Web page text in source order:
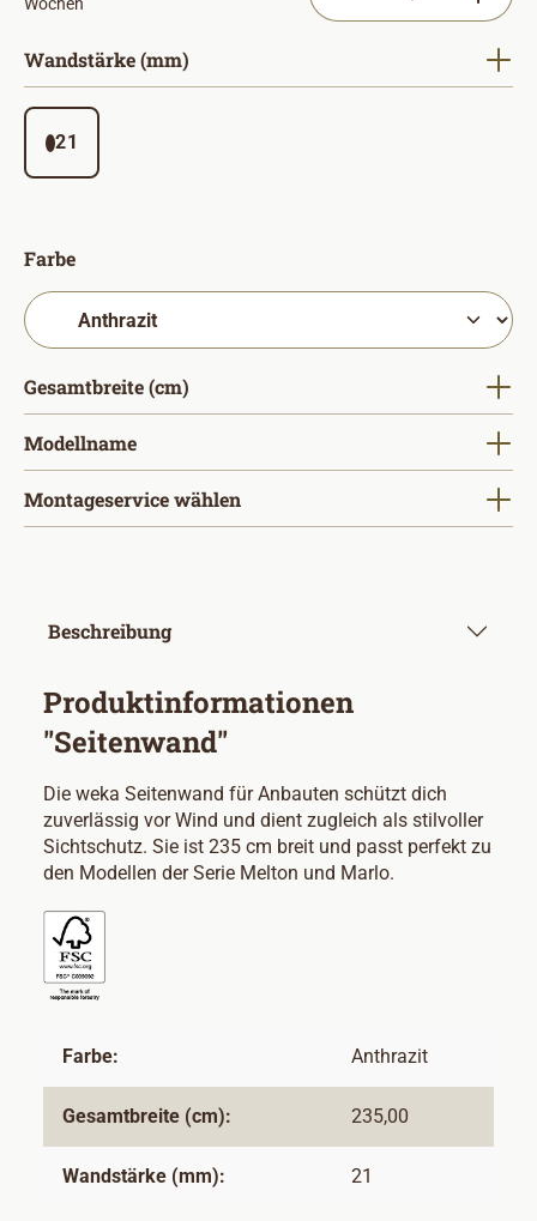
Wandstärke (mm)
21
Farbeauswählen
Gesamtbreite (cm)
Modellnameauswählen
Montageservice wählen
Beschreibung
Produktinformationen
"Seitenwand"
Die weka Seitenwand für Anbauten schützt dich
zuverlässig vor Wind und dient zugleich als stilvoller
Sichtschutz. Sie ist 235 cm breit und passt perfekt zu
den Modellen der Serie Melton und Marlo.
Farbe: Anthrazit
Gesamtbreite (cm): 235,00
Wandstärke (mm): 21